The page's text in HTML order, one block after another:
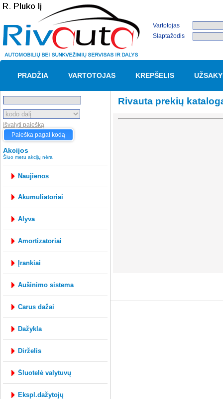
Vartotojas
Slaptažodis
PRADŽIA VARTOTOJAS KREPŠELIS
Išvalyti paiešką
Paieška pagal kodą
Akcijos
Šiuo metu akcijų nėra
Naujienos
akumuliatoriai
alyva
amortizatoriai
įrankiai
aušinimo sistema
carus dažai
dažykla
dirželis
šluotelė valytuvų
ekspl.dažytojų
Rivauta prekių